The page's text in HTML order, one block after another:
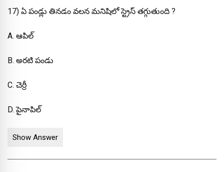
17) ఏ పండ్లు తినడం వలన మనిషిలో స్ట్రెస్ తగ్గుతుంది ?
A. ఆపిల్
B. అరటి పండు
C. చెర్రీ
D. పైనాపిల్
Show Answer